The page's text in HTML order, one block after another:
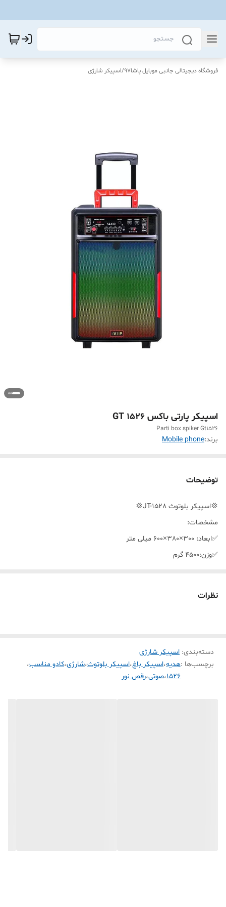
فروشگاه دیجیتالی جانبی موبایل پاشا97 /اسپیکر شارژی
اسپیکر پارتی باکس GT 1526
Parti box spiker Gt1526
برند:Mobile phone
توضیحات
💢اسپیکر بلوتوث JT-1528💢
مشخصات:
✅ابعاد: 300×380×600 میلی متر
✅وزن:4500 گرم
✅اقلام همراه:کنترل،میکروفون،آداپتور شارژ
نظرات
دسته‌بندی: اسپیکر شارژی
برچسب‌ها :هدیه،اسپیکر باغ،اسپیکر بلوتوث،شارژی،کادو مناسب،
1526،صوتی،رقص نور